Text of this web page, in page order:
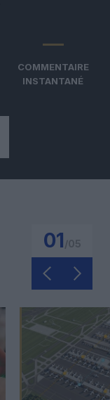
COMMENTAIRE
INSTANTANÉ
01